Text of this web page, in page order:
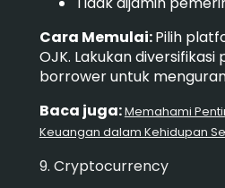
Cara Memulai:Pilih
OJK. Lakukan
borrower untuk
Baca juga:Memahami
Keuangan dalam Kehidupan
9. Cryptocurrency